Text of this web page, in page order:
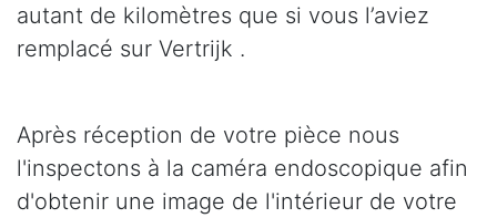
autant de kilomètres que si vous l’aviez
remplacé sur Vertrijk .
Après réception de votre pièce nous
l'inspectons à la caméra endoscopique afin
d'obtenir une image de l'intérieur de votre